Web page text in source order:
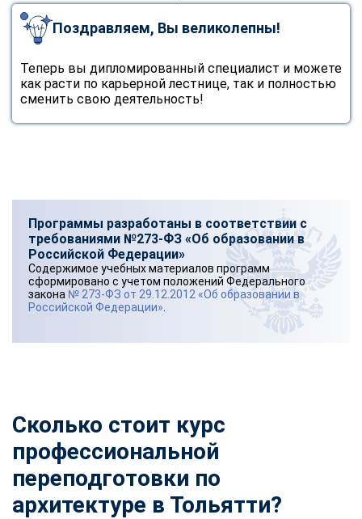
Поздравляем, Вы великолепны!
Теперь вы дипломированный специалист и можете
как расти по карьерной лестнице, так и полностью
сменить свою деятельность!
Программы разработаны в соответствии с
требованиями №273-ФЗ «Об образовании в
Российской Федерации»
Содержимое учебных материалов программ
сформировано с учетом положений Федерального
закона № 273-ФЗ от 29.12.2012 «Об образовании в
Российской Федерации»
Сколько стоит курс
профессиональной
переподготовки по
архитектуре в Тольятти?